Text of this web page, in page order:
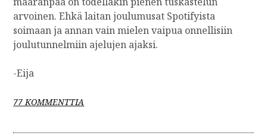
arvoinen. Ehkä laitan joulumusat Spotifyista
soimaan ja annan vain mielen vaipua onnellisiin
joulutunnelmiin ajelujen ajaksi.
-Eija
77 KOMMENTTIA